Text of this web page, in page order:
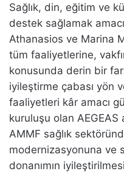
Sağlık, din, eğitim ve
destek sağlamak
Athanasios ve Marina
tüm faaliyetlerine,
konusunda derin bir
iyileştirme çabası yön
faaliyetleri kâr amacı
kuruluşu olan AEGEAS
AMMF sağlık
modernizasyonuna ve
donanımın